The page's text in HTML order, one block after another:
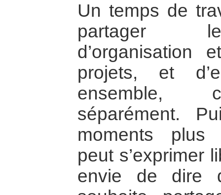
Un temps de
partager
d’organisation
projets, et
ensemble,
séparément.
moments plus
peut s’exprimer
envie de dire